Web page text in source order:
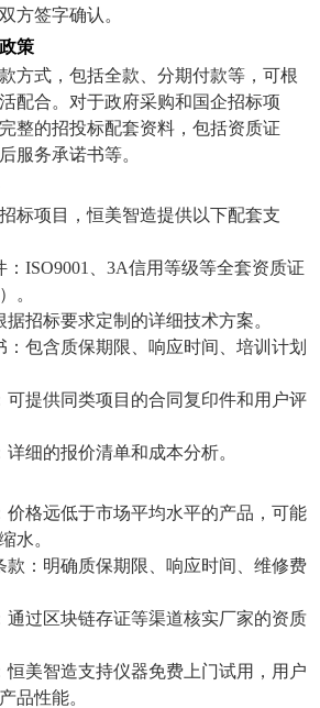
方签字确认。
策
方式，包括全款、分期付款等，可根
配合。对于政府采购和国企招标项
整的招投标配套资料，包括资质证
服务承诺书等。
标项目，恒美智造提供以下配套支
ISO9001 3A信用等级等全套资质证
。
招标要求定制的详细技术方案。
：包含质保期限、响应时间、培训计划
可提供同类项目的合同复印件和用户评
细的报价清单和成本分析。
价格远低于市场平均水平的产品，可能
水。
款：明确质保期限、响应时间、维修费
通过区块链存证等渠道核实厂家的资质
恒美智造支持仪器免费上门试用，用户
品性能。